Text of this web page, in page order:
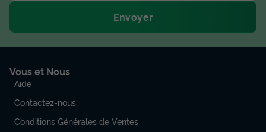
24m² 4
Chambres
2 1
Salon de jardin
MOBILHOME 4 personnes - Mobil-home | Comfort | 2 Ch. |
4 Pers. | Terrasse simple | Clim.
Envoyer
Vous et Nous
Aide
Contactez-nous
Conditions Générales de Ventes